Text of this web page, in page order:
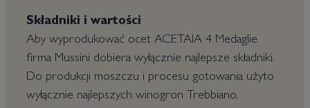
Składniki i wartości
Aby wyprodukować ocet ACETAIA 4 Medaglie
firma Mussini dobiera wyłącznie najlepsze składniki.
Do produkcji moszczu i procesu gotowania użyto
wyłącznie najlepszych winogron Trebbiano,